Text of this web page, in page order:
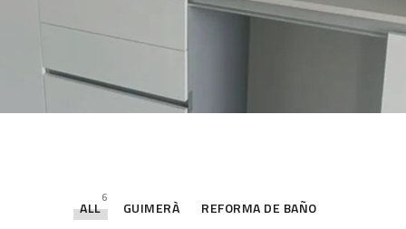
ALL
6
GUIMERÀ
REFORMA DE BAÑO